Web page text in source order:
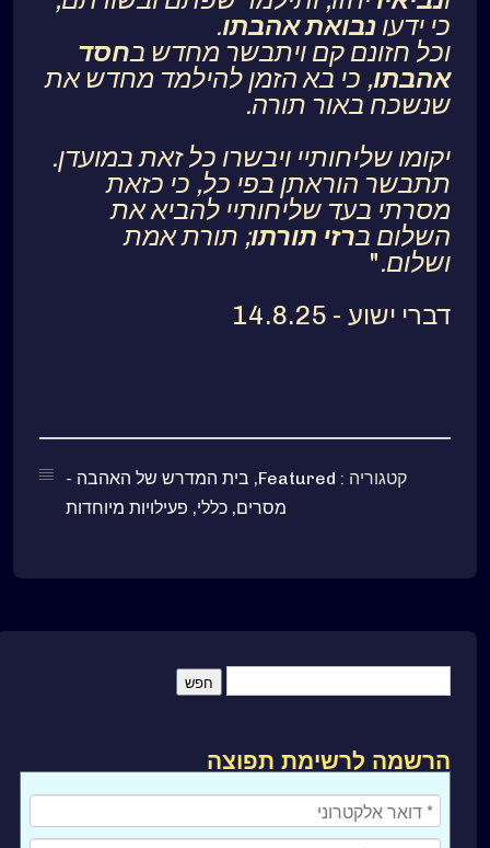
כי ידעו נבואת אהבתו.
וכל חזונם קם ויתבשר מחדש בחסד
אהבתו, כי בא הזמן להילמד מחדש את
שנשכח באור תורה.
יקומו שליחותיי ויבשרו כל זאת במועדן.
תתבשר הוראתן בפי כל, כי כזאת
מסרתי בעד שליחותיי להביא את
השלום ברזי תורתו; תורת אמת
ושלום."
דברי ישוע - 14.8.25
קטגוריה : Featured
, בית המדרש של האהבה -
מסרים, כללי, פעילויות מיוחדות
הרשמה לרשימת תפוצה